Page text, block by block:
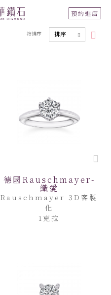
預約進店
按排序
德國Rauschmayer-
織愛
Rauschmayer 3D客製
化
1克拉